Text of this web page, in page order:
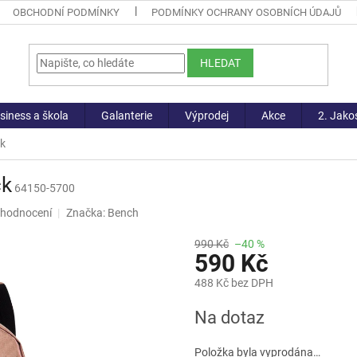
OBCHODNÍ PODMÍNKY PODMÍNKY OCHRANY OSOBNÍCH ÚDAJŮ
HLEDAT
a škola Galanterie Výprodej Akce 2.
64150-5700
Značka: Bench
990 Kč –40 %
590 Kč
488 Kč bez DPH
cena:
Na dotaz
Položka byla vyprodána…